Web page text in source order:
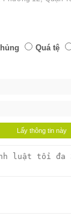
Quá tệ